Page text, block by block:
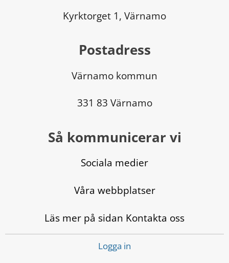
Kyrktorget 1, Värnamo
Postadress
Värnamo kommun
331 83 Värnamo
Så kommunicerar vi
Sociala medier
Våra webbplatser
Läs mer på sidan Kontakta oss
Logga in